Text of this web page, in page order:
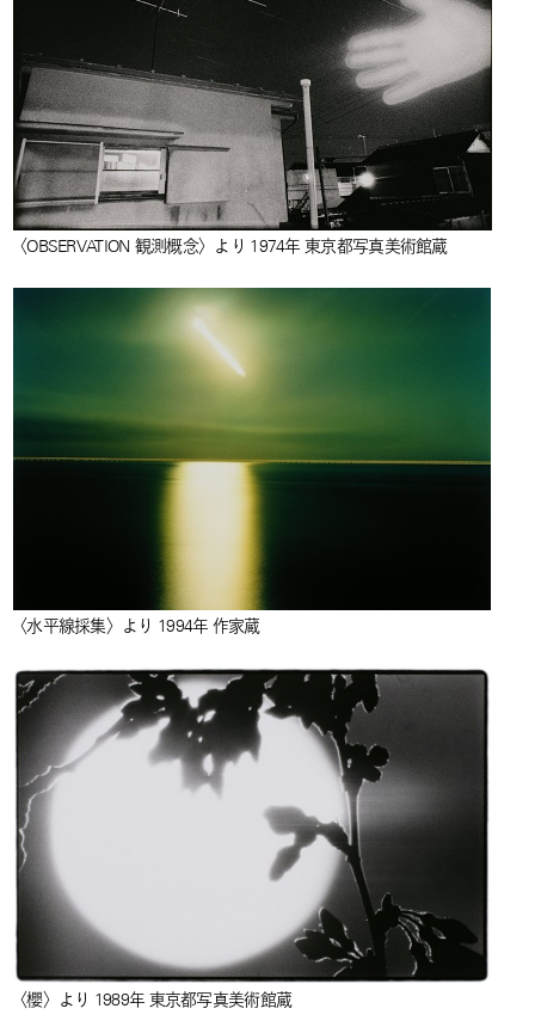
〈OBSERVATION 観測概念〉より 1974年 東京都写真美術館蔵
〈水平線採集〉より 1994年 作家蔵
〈櫻〉より 1989年 東京都写真美術館蔵